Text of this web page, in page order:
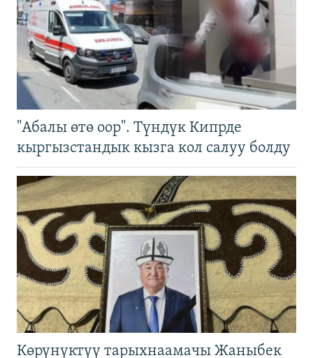
"Абалы өтө оор". Түндүк Кипрде
кыргызстандык кызга кол салуу болду
Көрүнүктүү тарыхнаамачы Жаныбек